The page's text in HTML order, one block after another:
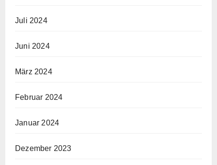
Juli 2024
Juni 2024
März 2024
Februar 2024
Januar 2024
Dezember 2023